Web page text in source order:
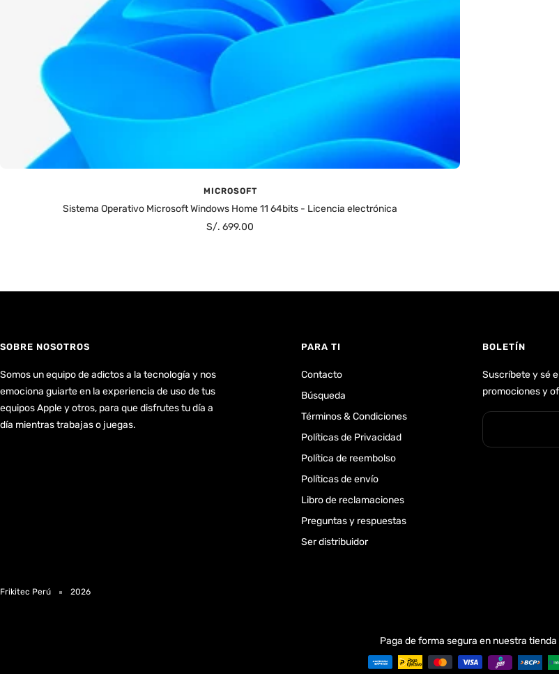
MICROSOFT
Sistema Operativo Microsoft Windows Home 11 64bits - Licencia electrónica
Precio
S/. 699.00
SOBRE NOSOTROS
Somos un equipo de adictos a la tecnología y nos
emociona guiarte en la experiencia de uso de tus
equipos Apple y otros, para que disfrutes tu día a
día mientras trabajas o juegas.
PARA TI
Contacto
Búsqueda
Términos & Condiciones
Políticas de Privacidad
Política de reembolso
Políticas de envío
Libro de reclamaciones
Preguntas y respuestas
Ser distribuidor
BOLETÍN
Suscríbete y sé
promociones y
Frikitec Perú 2026
Paga de forma segura en nuestra tienda